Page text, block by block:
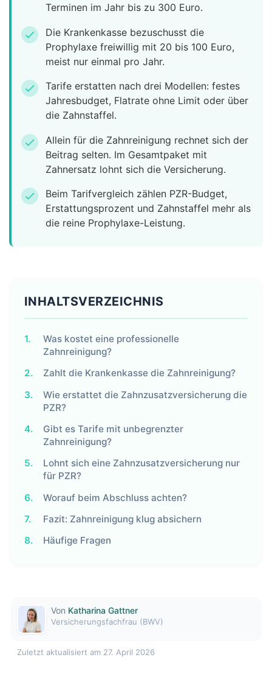
Terminen im Jahr bis zu 300 Euro.
check
Die Krankenkasse bezuschusst die
Prophylaxe freiwillig mit 20 bis 100 Euro,
meist nur einmal pro Jahr.
check
Tarife erstatten nach drei Modellen: festes
Jahresbudget, Flatrate ohne Limit oder über
die Zahnstaffel.
check
Allein für die Zahnreinigung rechnet sich der
Beitrag selten. Im Gesamtpaket mit
Zahnersatz lohnt sich die Versicherung.
check
Beim Tarifvergleich zählen PZR-Budget,
Erstattungsprozent und Zahnstaffel mehr als
die reine Prophylaxe-Leistung.
INHALTSVERZEICHNIS
1.
Was kostet eine professionelle
Zahnreinigung?
2.
Zahlt die Krankenkasse die Zahnreinigung?
3.
Wie erstattet die Zahnzusatzversicherung die
PZR?
4.
Gibt es Tarife mit unbegrenzter
Zahnreinigung?
5.
Lohnt sich eine Zahnzusatzversicherung nur
für PZR?
6.
Worauf beim Abschluss achten?
7.
Fazit: Zahnreinigung klug absichern
8.
Häufige Fragen
Von Katharina Gattner
Versicherungsfachfrau (BWV)
Zuletzt aktualisiert am 27. April 2026